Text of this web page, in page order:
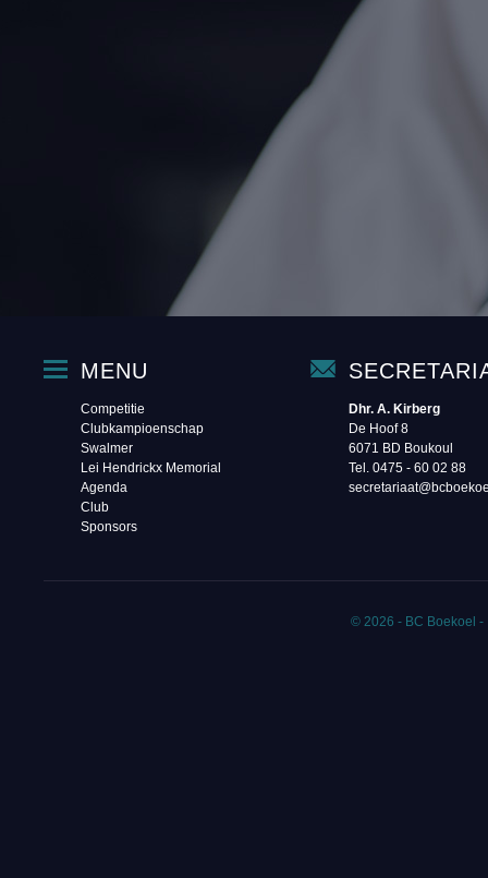
MENU
Competitie
Clubkampioenschap
Swalmer
Lei Hendrickx Memorial
Agenda
Club
Sponsors
Dhr. A. Kirberg
De Hoof 8
6071 BD Boukoul
Tel. 0475 - 60 02 88‬
© 2026 - BC Boekoel